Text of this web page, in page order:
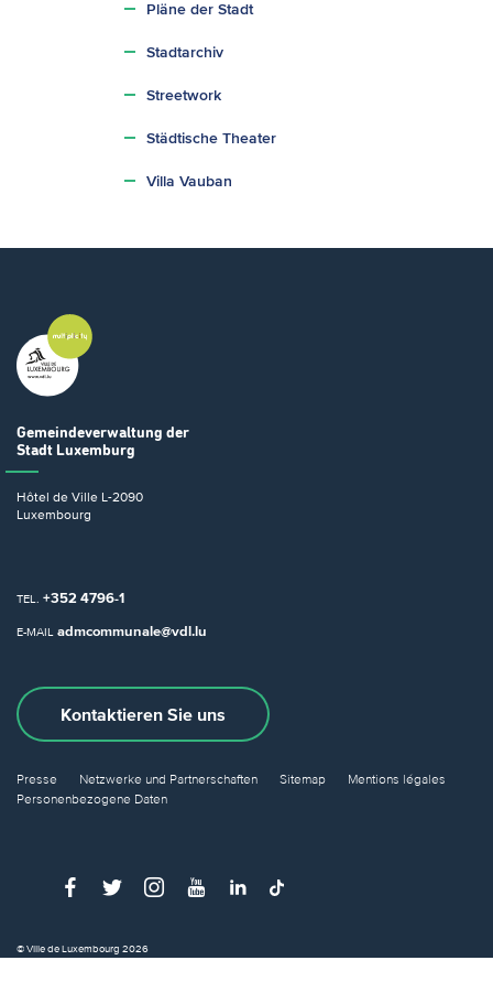
Pläne der Stadt
Stadtarchiv
Streetwork
Städtische Theater
Villa Vauban
Gemeindeverwaltung der
Stadt Luxemburg
Hôtel de Ville L-2090
Luxembourg
TEL. +352 4796-1
E-MAIL admcommunale@vdl.lu
Kontaktieren Sie uns
Presse Netzwerke und Partnerschaften Sitemap
Mentions légales
Personenbezogene Daten
© Ville de Luxembourg 2026